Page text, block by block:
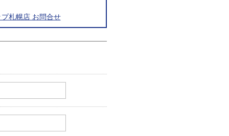
札幌店 お問合せ